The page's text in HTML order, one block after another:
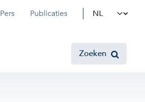
Pers Publicaties Select your
Zoeken